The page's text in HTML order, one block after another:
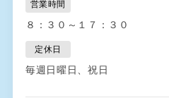
営業時間
８：３０～１７：３０
定休日
毎週日曜日、祝日